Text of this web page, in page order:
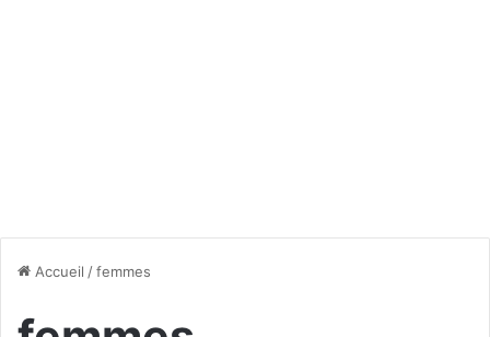
Accueil /femmes